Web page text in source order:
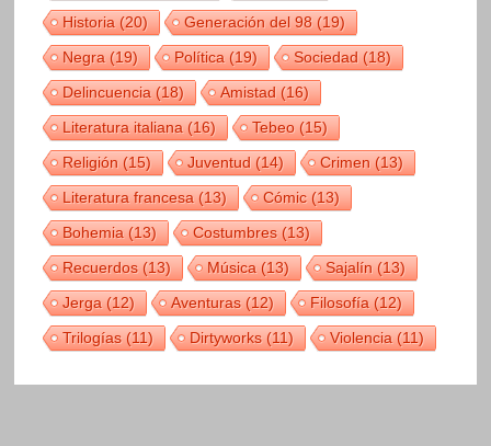
Historia(20) Generación del 98(19)
Negra(19) Política(19) Sociedad(18)
Delincuencia(18) Amistad(16)
Literatura italiana(16) Tebeo(15)
Religión(15) Juventud(14) Crimen(13)
Literatura francesa(13) Cómic(13)
Bohemia(13) Costumbres(13)
Recuerdos(13) Música(13) Sajalín(13)
Jerga(12) Aventuras(12) Filosofía(12)
Trilogías(11) Dirtyworks(11) Violencia(11)